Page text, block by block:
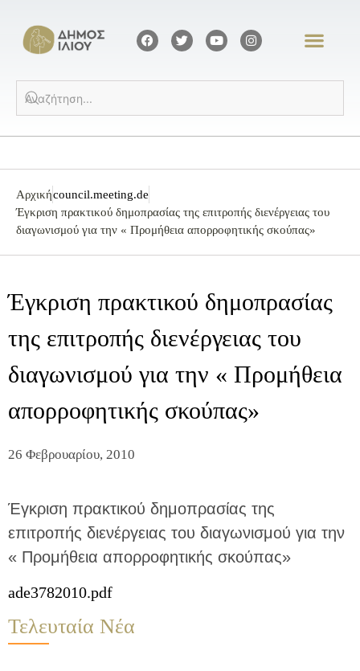
Αρχικήcouncil.meeting.de
Έγκριση πρακτικού δημοπρασίας της επιτροπής διενέργειας του
διαγωνισμού για την « Προμήθεια απορροφητικής σκούπας»
Έγκριση πρακτικού δημοπρασίας
της επιτροπής διενέργειας του
διαγωνισμού για την « Προμήθεια
απορροφητικής σκούπας»
26 Φεβρουαρίου, 2010
Έγκριση πρακτικού δημοπρασίας της
επιτροπής διενέργειας του διαγωνισμού για την
« Προμήθεια απορροφητικής σκούπας»
ade3782010.pdf
Τελευταία Νέα